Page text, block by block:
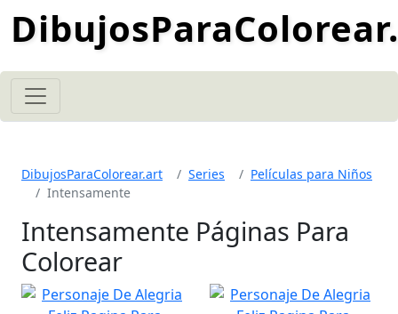
DibujosParaColorear.art Series
Películas para Niños
Intensamente
Intensamente Páginas Para
Colorear